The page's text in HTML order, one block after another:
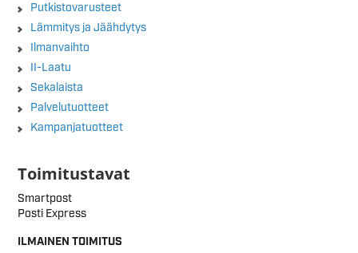
Putkistovarusteet
Lämmitys ja Jäähdytys
Ilmanvaihto
II-Laatu
Sekalaista
Palvelutuotteet
Kampanjatuotteet
Toimitustavat
Smartpost
Posti Express
ILMAINEN TOIMITUS